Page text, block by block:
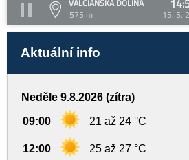
VALČIANSKA DOLINA
575 m
15. 5.
Aktuální info
Neděle 9.8.2026 (zítra)
09:00 21 až 24 °C
12:00 25 až 27 °C